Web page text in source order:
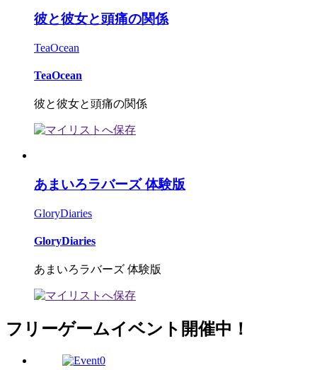
彼と彼女と頭痛の関係
TeaOcean
TeaOcean
彼と彼女と頭痛の関係
あまいろラバーズ 体験版
GloryDiaries
GloryDiaries
あまいろラバーズ 体験版
フリーゲームイベント開催中！